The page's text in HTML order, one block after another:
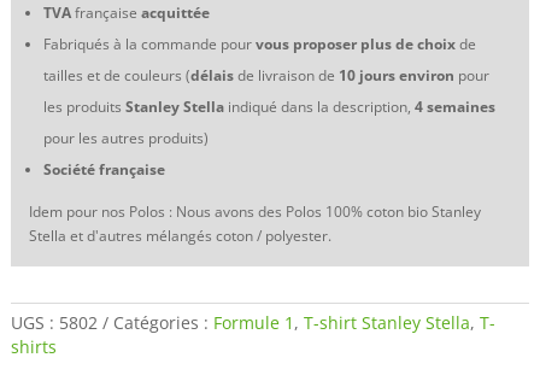
right
TVAfrançaise acquittée
Fabriqués à la commande pourvous proposer plus de choixde
tailles et de couleurs (délaisde livraison de 10 jours environ pour
les produits Stanley Stellaindiqué dans la description, 4 semaines
pour les autres produits)
Société française
Idem pour nos Polos : Nous avons des Polos 100% coton bio Stanley
Stella et d'autres mélangés coton / polyester.
UGS : 5802 Catégories : Formule 1 , T-shirt Stanley Stella, T-
shirts